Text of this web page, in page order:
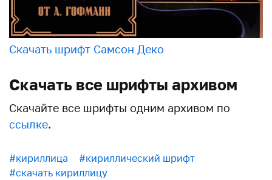
Скачать шрифт Самсон Деко
Скачать все шрифты архивом
Скачайте все шрифты одним архивом по
ссылке.
#кириллица
#кириллический шрифт
#скачать кириллицу